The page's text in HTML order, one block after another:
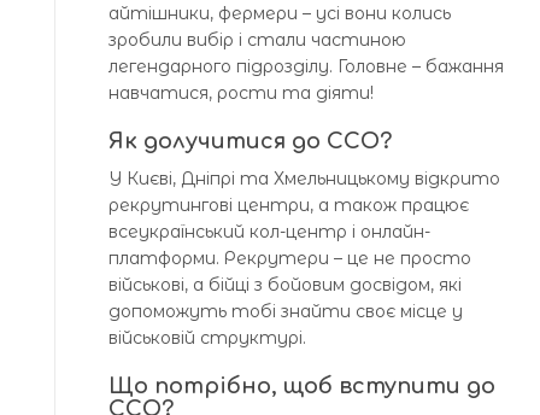
айтішники, фермери – усі вони колись
зробили вибір і стали частиною
легендарного підрозділу. Головне – бажання
навчатися, рости та діяти!
Як долучитися до ССО?
У Києві, Дніпрі та Хмельницькому відкрито
рекрутингові центри, а також працює
всеукраїнський кол-центр і онлайн-
платформи. Рекрутери – це не просто
військові, а бійці з бойовим досвідом, які
допоможуть тобі знайти своє місце у
військовій структурі.
Що потрібно, щоб вступити до
ССО?